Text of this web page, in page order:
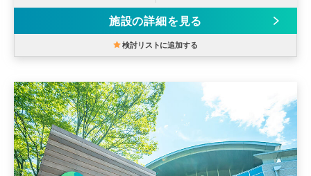
施設の詳細を見る
検討リストに追加する